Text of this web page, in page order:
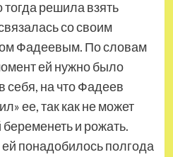
решила взять
со своим
Фадеевым. По словам
ей нужно было
себя, на что Фадеев
ее, так как не может
и рожать.
понадобилось полгода